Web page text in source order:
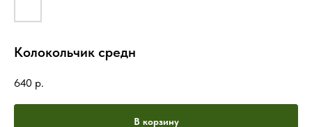
Колокольчик средн
640 р.
В корзину